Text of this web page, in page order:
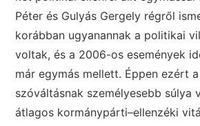
Péter és Gulyás Gergely régről
korábban ugyanannak a politikai
voltak, és a 2006-os események
már egymás mellett. Éppen ezért
szóváltásnak személyesebb súlya
átlagos kormánypárti–ellenzéki